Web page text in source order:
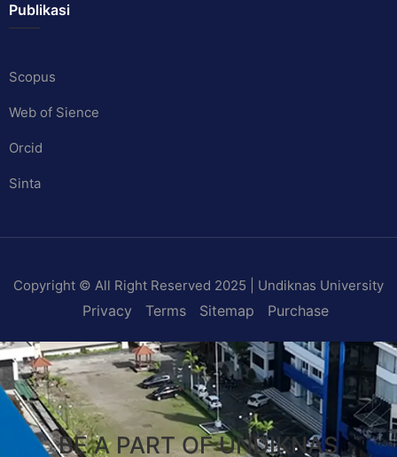
Publikasi
Scopus
Web of Sience
Orcid
Sinta
Copyright © All Right Reserved 2025 | Undiknas University
Privacy Terms Sitemap Purchase
BE A PART OF UNDIKNAS